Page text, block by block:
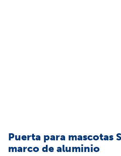
Puerta para mascotas
marco de aluminio